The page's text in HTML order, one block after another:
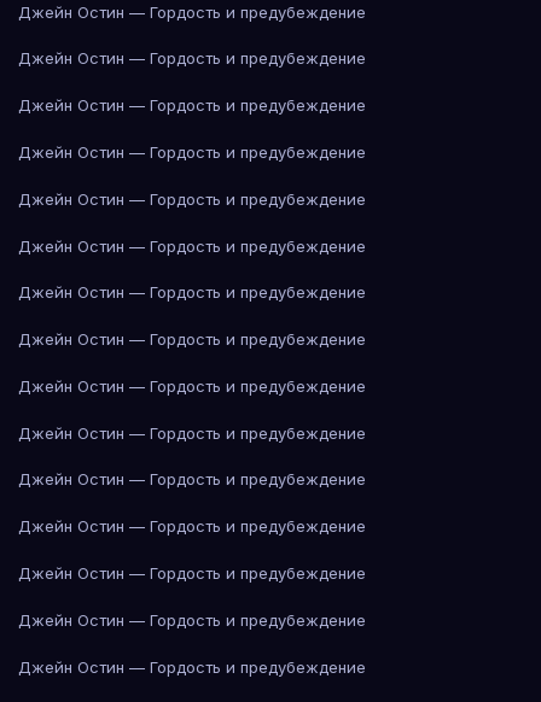
Джейн Остин — Гордость и предубеждение
Джейн Остин — Гордость и предубеждение
Джейн Остин — Гордость и предубеждение
Джейн Остин — Гордость и предубеждение
Джейн Остин — Гордость и предубеждение
Джейн Остин — Гордость и предубеждение
Джейн Остин — Гордость и предубеждение
Джейн Остин — Гордость и предубеждение
Джейн Остин — Гордость и предубеждение
Джейн Остин — Гордость и предубеждение
Джейн Остин — Гордость и предубеждение
Джейн Остин — Гордость и предубеждение
Джейн Остин — Гордость и предубеждение
Джейн Остин — Гордость и предубеждение
Джейн Остин — Гордость и предубеждение